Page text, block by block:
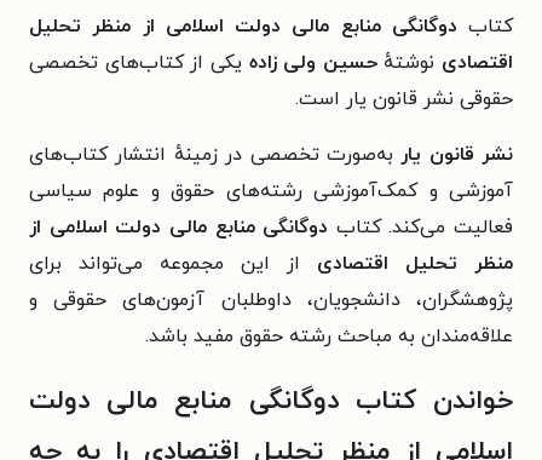
کتاب دوگانگی منابع مالی دولت اسلامی از منظر تحلیل
اقتصادی نوشتهٔ حسین ولی زاده یکی از کتاب‌های تخصصی
حقوقی نشر قانون‌ یار است.
نشر قانون ‌یار به‌صورت تخصصی در زمینهٔ انتشار کتاب‌های
آموزشی و کمک‌آموزشی رشته‌های حقوق و علوم سیاسی
فعالیت می‌کند. کتاب‌‌ دوگانگی منابع مالی دولت اسلامی از
منظر تحلیل اقتصادی از این مجموعه می‌تواند برای
پژوهشگران، دانشجویان، داوطلبان آزمون‌های حقوقی و
علاقه‌مندان به مباحث رشته حقوق مفید باشد.
خواندن کتاب دوگانگی منابع مالی دولت
اسلامی از منظر تحلیل اقتصادی را به چه